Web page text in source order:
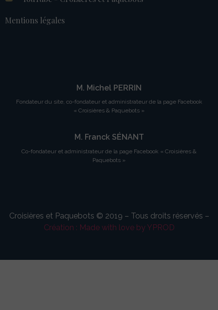
Mentions légales
M. Michel PERRIN
Fondateur du site, co-fondateur et administrateur de la page Facebook
« Croisières & Paquebots »
M. Franck SÉNANT
Co-fondateur et administrateur de la page Facebook « Croisières &
Paquebots »
Croisières et Paquebots © 2019 – Tous droits réservés –
Création : Made with love by YPROD